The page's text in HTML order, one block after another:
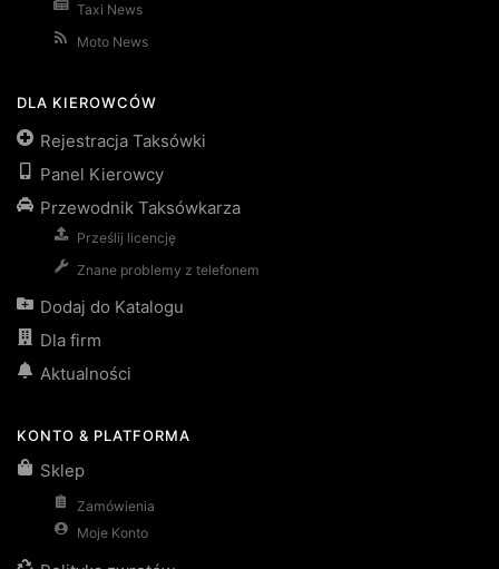
Taxi News
Moto News
DLA KIEROWCÓW
Rejestracja Taksówki
Panel Kierowcy
Przewodnik Taksówkarza
Prześlij licencję
Znane problemy z telefonem
Dodaj do Katalogu
Dla firm
Aktualności
KONTO & PLATFORMA
Sklep
Zamówienia
Moje Konto